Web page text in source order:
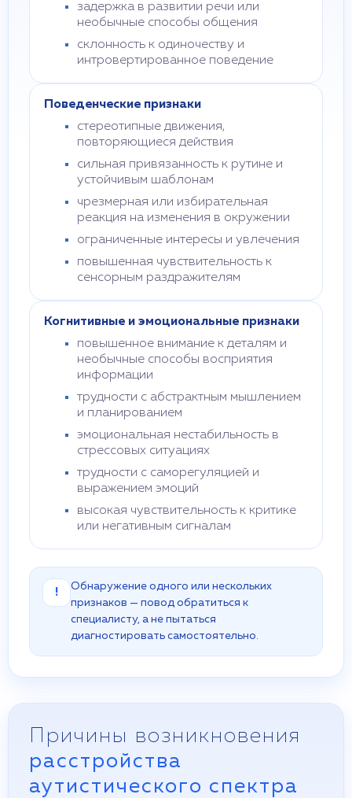
задержка в развитии речи или
необычные способы общения
склонность к одиночеству и
интровертированное поведение
Поведенческие признаки
стереотипные движения,
повторяющиеся действия
сильная привязанность к рутине и
устойчивым шаблонам
чрезмерная или избирательная
реакция на изменения в окружении
ограниченные интересы и увлечения
повышенная чувствительность к
сенсорным раздражителям
Когнитивные и эмоциональные признаки
повышенное внимание к деталям и
необычные способы восприятия
информации
трудности с абстрактным мышлением
и планированием
эмоциональная нестабильность в
стрессовых ситуациях
трудности с саморегуляцией и
выражением эмоций
высокая чувствительность к критике
или негативным сигналам
!
Обнаружение одного или нескольких
признаков — повод обратиться к
специалисту, а не пытаться
диагностировать самостоятельно.
Причины возникновения
расстройства
аутистического спектра